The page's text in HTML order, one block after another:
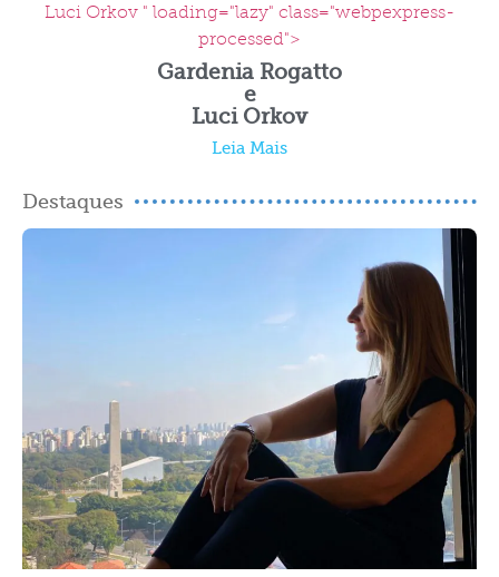
Luci Orkov " loading="lazy" class="webpexpress-
processed">
Gardenia Rogatto
e
Luci Orkov
Leia Mais
Destaques